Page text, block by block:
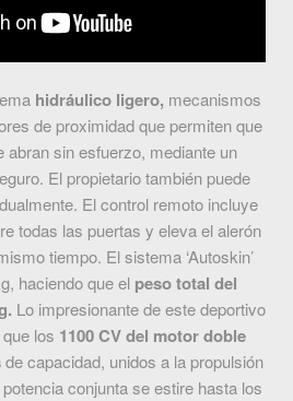
hidráulico ligero, mecanismos
de proximidad que permiten que
abran sin esfuerzo, mediante un
El propietario también puede
El control remoto incluye
todas las puertas y eleva el alerón
tiempo. El sistema ‘Autoskin’
haciendo que el peso total del
Lo impresionante de este deportivo
los 1100 CV del motor doble
de capacidad, unidos a la propulsión
conjunta se estire hasta los